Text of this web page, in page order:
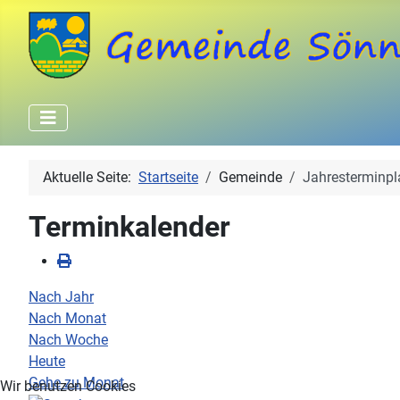
Aktuelle Seite: Startseite Gemeinde
Terminkalender
Nach Jahr
Nach Monat
Nach Woche
Heute
Gehe zu Monat
Wir benutzen Cookies